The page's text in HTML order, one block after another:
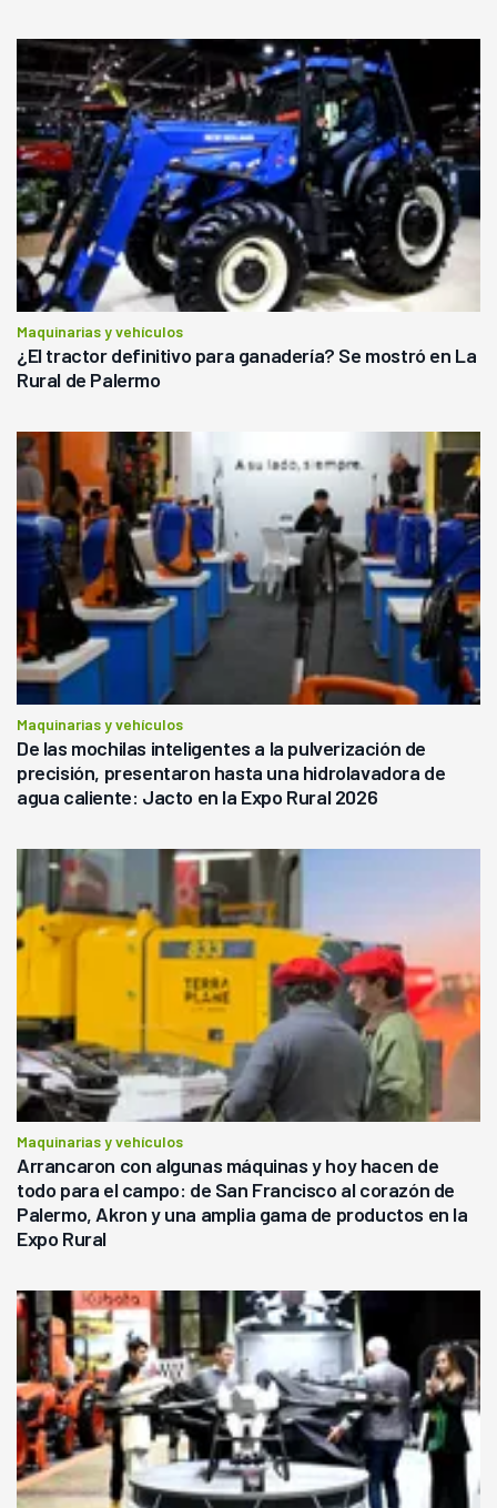
Maquinarias y vehículos
¿El tractor definitivo para ganadería? Se mostró en La
Rural de Palermo
Maquinarias y vehículos
De las mochilas inteligentes a la pulverización de
precisión, presentaron hasta una hidrolavadora de
agua caliente: Jacto en la Expo Rural 2026
Maquinarias y vehículos
Arrancaron con algunas máquinas y hoy hacen de
todo para el campo: de San Francisco al corazón de
Palermo, Akron y una amplia gama de productos en la
Expo Rural